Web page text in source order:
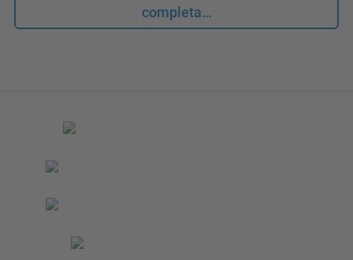
completa…